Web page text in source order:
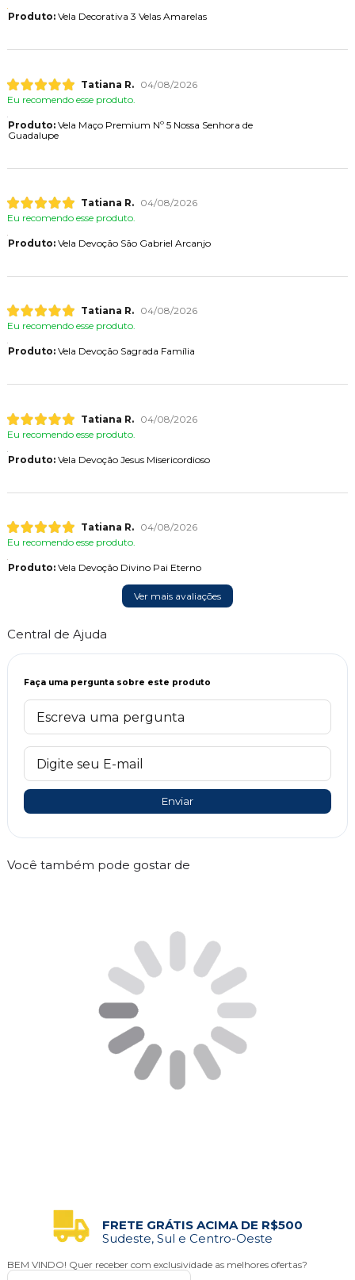
Produto:Vela Decorativa 3 Velas Amarelas
Tatiana R.
04/08/2026
Eu recomendo esse produto.
Produto:Vela Maço Premium Nº 5 Nossa Senhora de
Guadalupe
Tatiana R.
04/08/2026
Eu recomendo esse produto.
Produto:Vela Devoção São Gabriel Arcanjo
Tatiana R.
04/08/2026
Eu recomendo esse produto.
Produto:Vela Devoção Sagrada Família
Tatiana R.
04/08/2026
Eu recomendo esse produto.
Produto:Vela Devoção Jesus Misericordioso
Tatiana R.
04/08/2026
Eu recomendo esse produto.
Produto:Vela Devoção Divino Pai Eterno
Ver mais avaliações
Central de Ajuda
Faça uma pergunta sobre este produto
Enviar
Você também pode gostar de
FRETE GRÁTIS ACIMA DE R$500
Sudeste, Sul e Centro-Oeste
BEM VINDO! Quer receber com exclusividade as melhores ofertas?